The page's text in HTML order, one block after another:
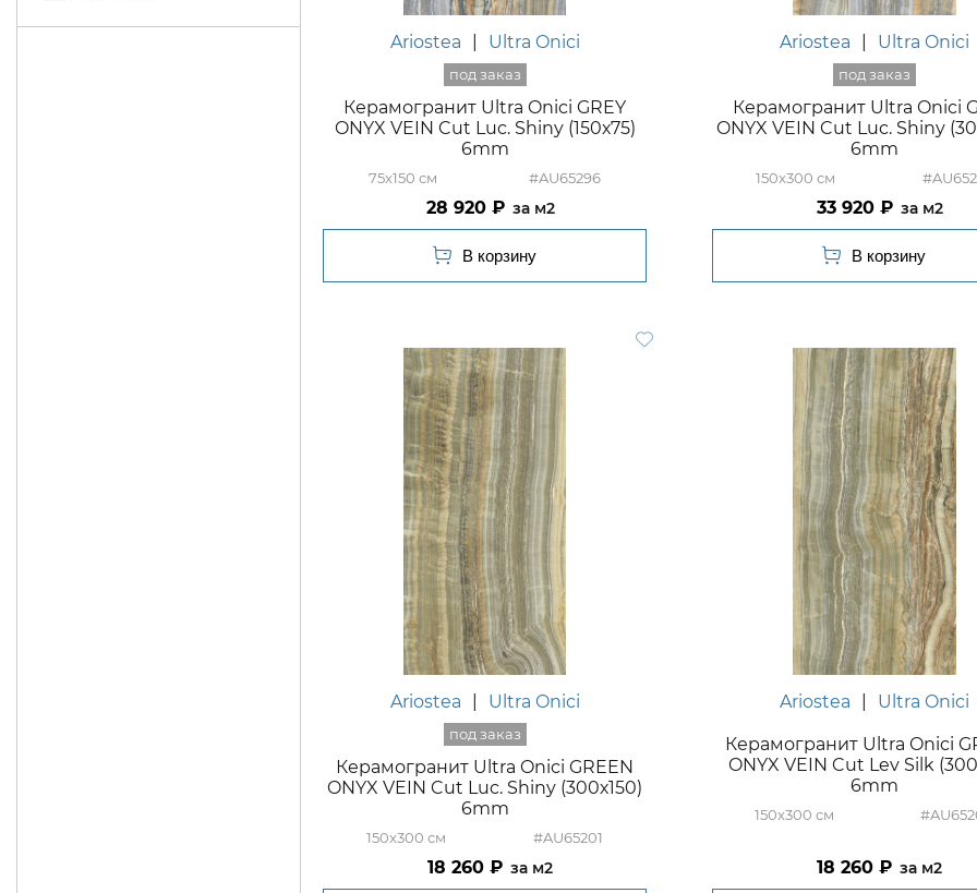
Ariostea Ultra Onici
Керамогранит Ultra Onici GREY
ONYX VEIN Cut Luc. Shiny (150х75)
6mm
75x150 #AU65296
28 920 м2
Ariostea Ultra Onici
Керамогранит Ultra Onici
ONYX VEIN Cut Luc. Shiny
6mm
150x300
33 920 м2
Ariostea Ultra Onici
Керамогранит Ultra Onici GREEN
ONYX VEIN Cut Luc. Shiny (300х150)
6mm
150x300 #AU65201
18 260 м2
Ariostea Ultra Onici
Керамогранит Ultra Onici
ONYX VEIN Cut Lev Silk
6mm
150x300
18 260 м2